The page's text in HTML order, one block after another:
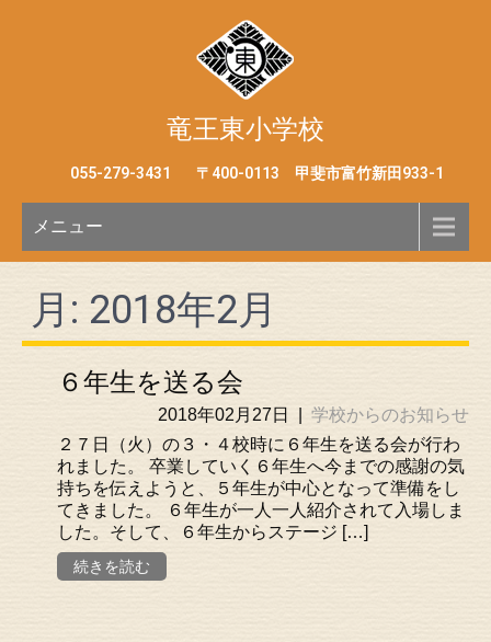
竜王東小学校
055-279-3431 〒400-0113 甲斐市富竹新田933-1
メニュー
月: 2018年2月
６年生を送る会
2018年02月27日
学校からのお知らせ
２７日（火）の３・４校時に６年生を送る会が行わ
れました。 卒業していく６年生へ今までの感謝の気
持ちを伝えようと、５年生が中心となって準備をし
てきました。 ６年生が一人一人紹介されて入場しま
した。そして、６年生からステージ […]
続きを読む